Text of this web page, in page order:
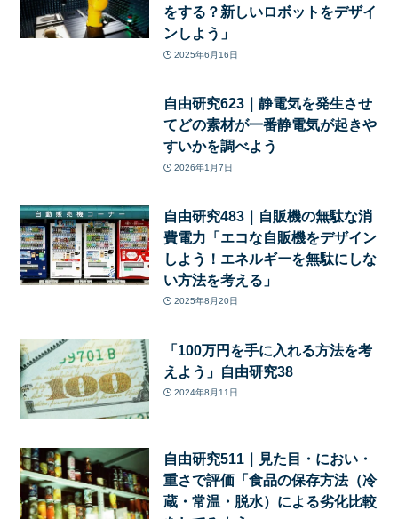
をする？新しいロボットをデザイ
ンしよう」
2025年6月16日
自由研究623｜静電気を発生させ
てどの素材が一番静電気が起きや
すいかを調べよう
2026年1月7日
自由研究483｜自販機の無駄な消
費電力「エコな自販機をデザイン
しよう！エネルギーを無駄にしな
い方法を考える」
2025年8月20日
「100万円を手に入れる方法を考
えよう」自由研究38
2024年8月11日
自由研究511｜見た目・におい・
重さで評価「食品の保存方法（冷
蔵・常温・脱水）による劣化比較